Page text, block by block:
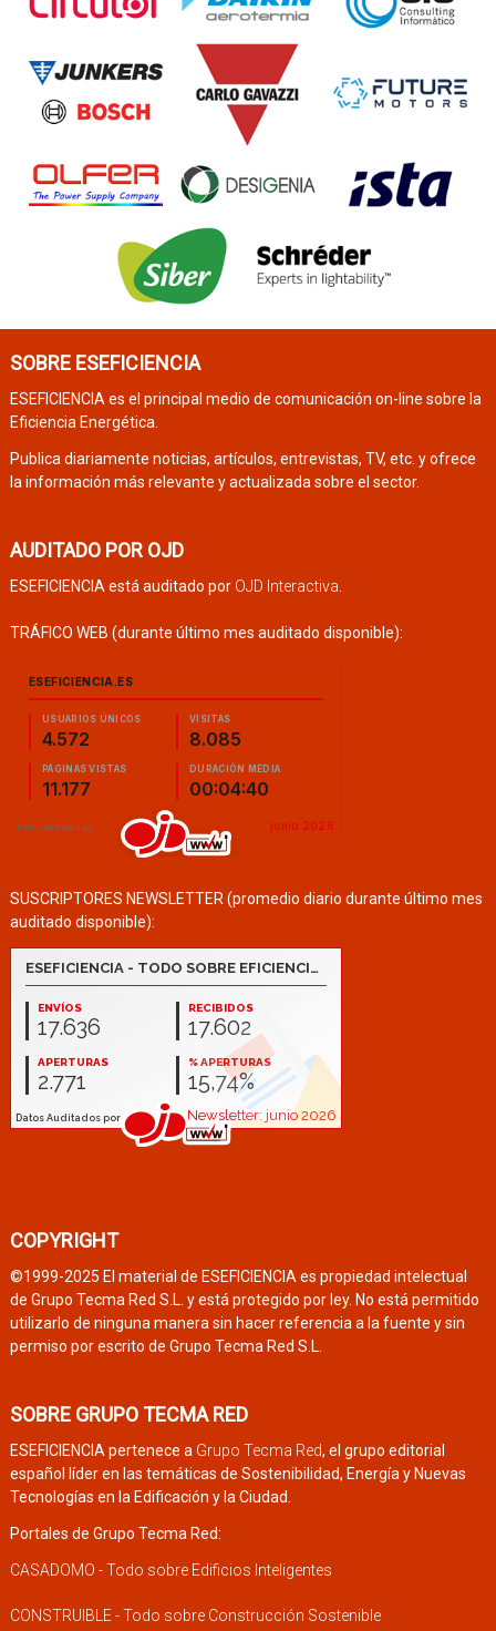
SOBRE ESEFICIENCIA
ESEFICIENCIA es el principal medio de comunicación on-line sobre la
Eficiencia Energética.
Publica diariamente noticias, artículos, entrevistas, TV, etc. y ofrece
la información más relevante y actualizada sobre el sector.
AUDITADO POR OJD
ESEFICIENCIA está auditado por OJD Interactiva.
TRÁFICO WEB (durante último mes auditado disponible):
SUSCRIPTORES NEWSLETTER (promedio diario durante último mes
auditado disponible):
COPYRIGHT
©1999-2025 El material de ESEFICIENCIA es propiedad intelectual
de Grupo Tecma Red S.L. y está protegido por ley. No está permitido
utilizarlo de ninguna manera sin hacer referencia a la fuente y sin
permiso por escrito de Grupo Tecma Red S.L.
SOBRE GRUPO TECMA RED
ESEFICIENCIA pertenece a Grupo Tecma Red, el grupo editorial
español líder en las temáticas de Sostenibilidad, Energía y Nuevas
Tecnologías en la Edificación y la Ciudad.
Portales de Grupo Tecma Red:
CASADOMO - Todo sobre Edificios Inteligentes
CONSTRUIBLE - Todo sobre Construcción Sostenible